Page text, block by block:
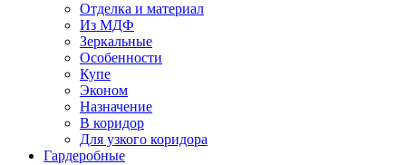
Отделка и материал
Из МДФ
Зеркальные
Особенности
Купе
Эконом
Назначение
В коридор
Для узкого коридора
Гардеробные